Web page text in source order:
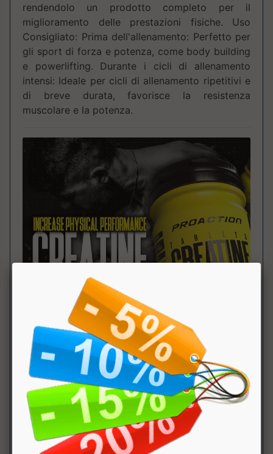
rendendolo un prodotto completo per il
miglioramento delle prestazioni fisiche. Uso
Consigliato: Prima dell'allenamento: Perfetto per
gli sport di forza e potenza, come body building
e powerlifting. Durante i cicli di allenamento
intensi: Ideale per cicli di allenamento ripetitivi e
di breve durata, favorisce la resistenza
muscolare e la potenza.
Tabella Nutrizionale:
Componente
100
Gr.
dose
(3 cpr)